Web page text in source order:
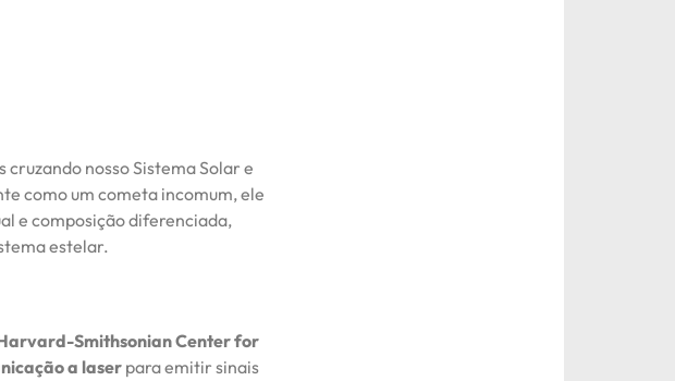
nosso Sistema Solar e
como um cometa incomum, ele
e composição diferenciada,
estelar.
Smithsonian Center for
a laserpara emitir sinais